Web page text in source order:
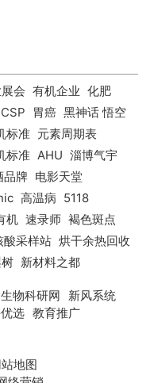
会 有机企业 化肥
胃癌 黑神话 悟空
标准 元素周期表
标准 AHU 淄博气宇
品牌 电影天堂
高温病 5118
机 速录师 褐色斑点
酸采样站 烘干余热回收
新材料之都
生物科研网
新风系统
选 教育推广
地图